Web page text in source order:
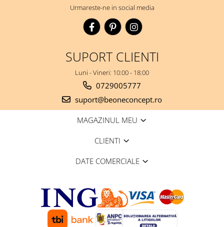
Urmareste-ne in social media
SUPORT CLIENTI
Luni - Vineri: 10:00 - 18:00
0729005777
suport@beoneconcept.ro
MAGAZINUL MEU
CLIENTI
DATE COMERCIALE